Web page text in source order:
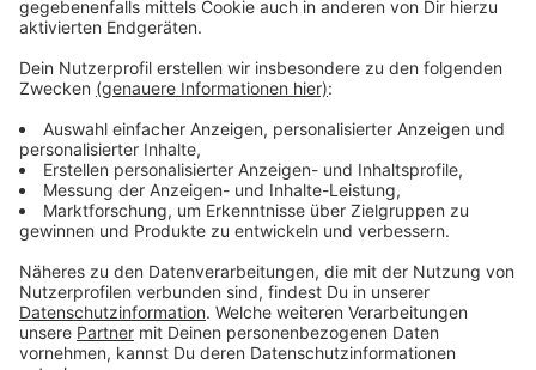
geplant
Parallel wird im Rathaus derNeubauder Brücke
geplant. Die Entscheidung soll bis zum Sommer 2025
fallen. Die Theodor-Heuss-Brücke ist marode. Seit
langem dürfen schwere Laster sie nicht mehr
Auch sie soll neu gebaut werden.
Anzeige